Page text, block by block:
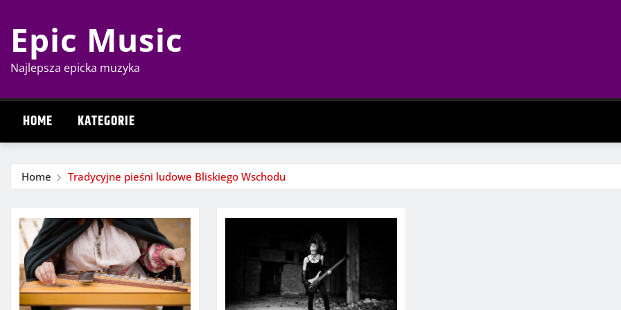
content
Epic Music
Najlepsza epicka muzyka
HOME KATEGORIE
Home Tradycyjne pieśni ludowe Bliskiego Wschodu